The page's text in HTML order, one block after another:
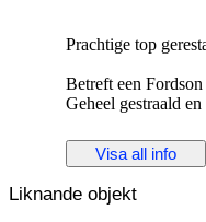
Prachtige top
Betreft een
Geheel gestraald
De 4 cilinder motor
restauratie 14
Visa all info
Liknande objekt